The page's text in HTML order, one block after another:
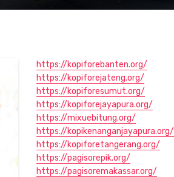
https://kopiforebanten.org/
https://kopiforejateng.org/
https://kopiforesumut.org/
https://kopiforejayapura.org/
https://mixuebitung.org/
https://kopikenanganjayapura.org/
https://kopiforetangerang.org/
https://pagisorepik.org/
https://pagisoremakassar.org/